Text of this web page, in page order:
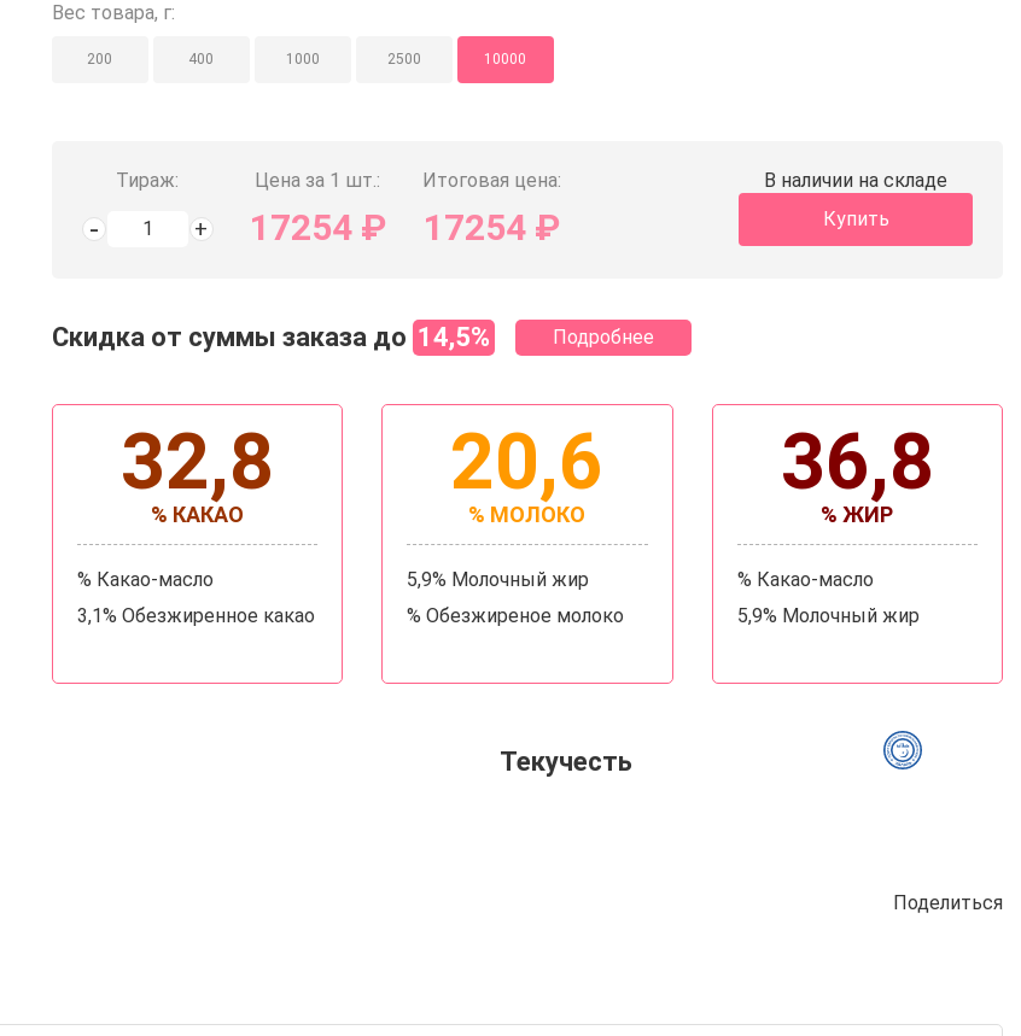
Вес товара, г:
200 400 1000 2500 10000
Тираж: Цена за 1 шт.:
17254 ₽
Итоговая цена:
17254 ₽
В наличии на складе
Купить
Скидка от суммы заказа до 14,5% Подробнее
32,8
% КАКАО
% Какао-масло
3,1% Обезжиренное какао
20,6
% МОЛОКО
5,9% Молочный жир
% Обезжиреное молоко
36,8
% ЖИР
% Какао-масло
5,9% Молочный жир
Текучесть
Поделиться